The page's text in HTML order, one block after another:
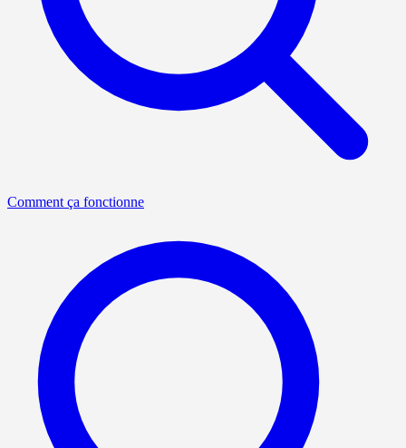
Comment ça fonctionne